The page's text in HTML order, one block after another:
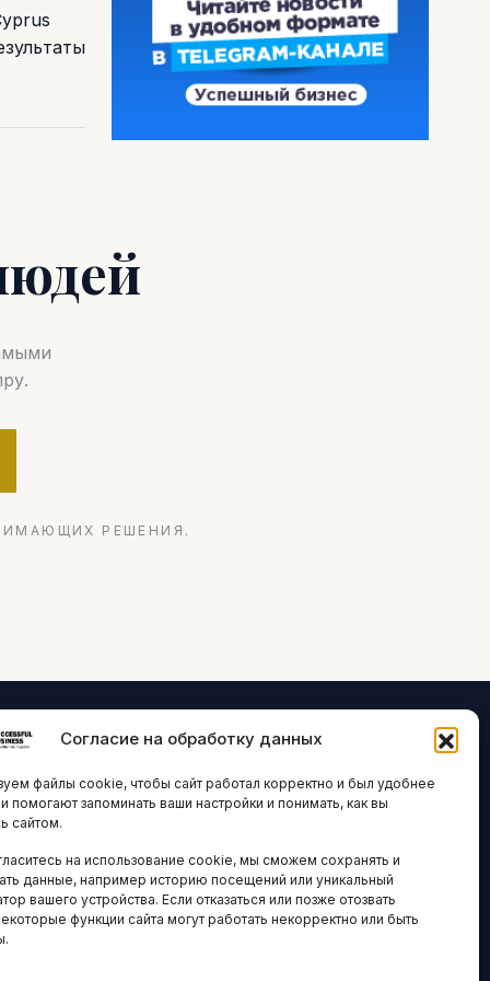
Согласие на обработку данных
файлы cookie, чтобы сайт работал корректно и был удобнее
помогают запоминать ваши настройки и понимать, как вы
сайтом.
на использование cookie, мы сможем сохранять и
данные, например историю посещений или уникальный
вашего устройства. Если отказаться или позже отозвать
функции сайта могут работать некорректно или быть
РЕШЕНИЯ.
И ARTICLES IN
ENGLISH
НАВИГАЦИЯ
Архив материалов